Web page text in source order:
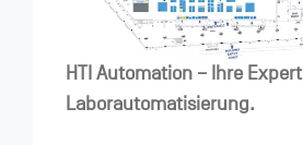
HTI Automation – Ihre
Laborautomatisierung.